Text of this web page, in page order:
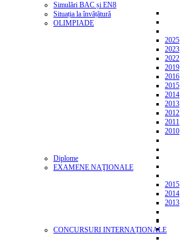
Simulări BAC și EN8
Situația la învățătură
OLIMPIADE
2025
2023
2022
2019
2016
2015
2014
2013
2012
2011
2010
Diplome
EXAMENE NAŢIONALE
2015
2014
2013
CONCURSURI INTERNAȚIONALE